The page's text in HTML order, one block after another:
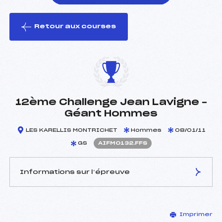
le ski
Retour aux courses
12ème Challenge Jean Lavigne –
Géant Hommes
LES KARELLIS MONTRICHET Hommes 08/01/11
GS AIFM0132.FFS
Informations sur l’épreuve
LE LANN PASCAL (IF)
Imprimer